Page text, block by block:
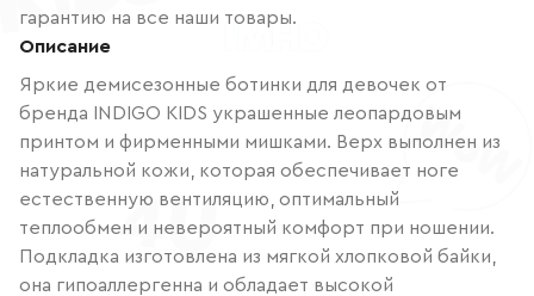
гарантию на все наши товары.
Описание
Яркие демисезонные ботинки для девочек от
бренда INDIGO KIDS украшенные леопардовым
принтом и фирменными мишками. Верх выполнен из
натуральной кожи, которая обеспечивает ноге
естественную вентиляцию, оптимальный
теплообмен и невероятный комфорт при ношении.
Подкладка изготовлена из мягкой хлопковой байки,
она гипоаллергенна и обладает высокой